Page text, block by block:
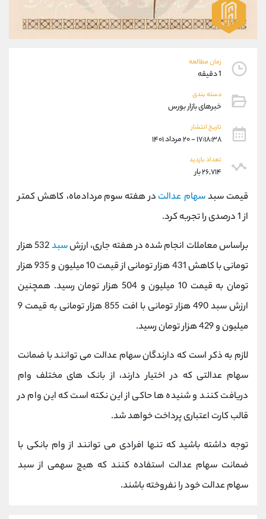
زمان مطالعه
1 دقیقه
دسته بندی
خبرهای بازار بورس
تاریخ انتشار
۱۷:۱۸:۳۸ - ۲۰ مرداد ۱۴۰۱
تعداد بازدید
۲۶,۷۱۴ بار
قیمت سبدسهام عدالت در هفته سوم مردادماه، کاهش کمتر
از 1 درصدی را تجربه کرد.
براساس معاملات انجام شده در هفته جاری، ارزشسبد
532 هزار
تومانی با کاهش 431 هزار تومانی از قیمت 10 میلیون و 935 هزار
تومان به قیمت 10 میلیون و 504 هزار تومان رسید. همچنین
ارزش سبد 490 هزار تومانی با افت 855 هزار تومانی به قیمت 9
میلیون و 429 هزار تومان رسید.
لازم به ذکر است که دارندگان سهام عدالت می توانند با ضمانت
سهام عدالتی که در اختیار دارند، از بانک های مختلف وام
دریافت کنند و شنیده ها حاکی از این نکته است که این وام در
قالب کارت اعتباری پرداخت خواهد شد.
توجه داشته باشید که تنها افرادی می توانند از وام بانکی با
ضمانت سهام عدالت استفاده کنند که هیچ سهمی از سبد
سهام عدالت خود را نفروخته باشند.
واتساپ شروع گفتگو
تلگرام @Armteam_admin_33
پشتیبان فروش
موبایل
تلگرام
داخلی
اطلاعات تماس
تلفن 021-22021030
بدون پیش شماره
اینستاگرام @alireza.mehrabii
کانال بله @alirezamehrabi_official